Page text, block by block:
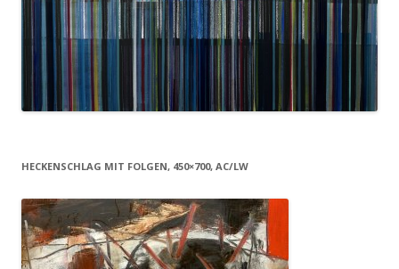
HECKENSCHLAG MIT FOLGEN, 450×700, AC/LW